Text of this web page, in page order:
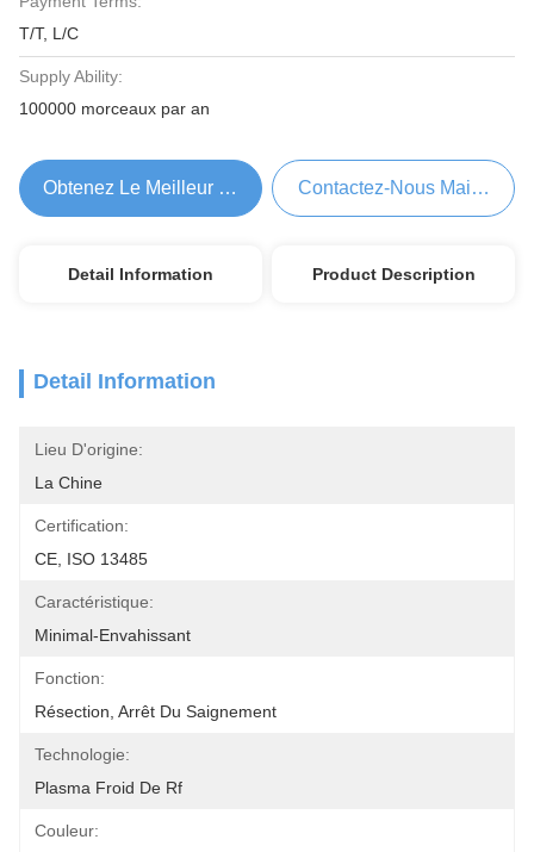
T/T, L/C
Supply Ability:
100000 morceaux par an
Obtenez Le Meilleur Prix Contactez-Nous Maintenant
Detail Information Product Description
Detail Information
Lieu D'origine:
La Chine
Certification:
CE, ISO 13485
Caractéristique:
Minimal-Envahissant
Fonction:
Résection, Arrêt Du Saignement
Technologie:
Plasma Froid De Rf
Couleur: